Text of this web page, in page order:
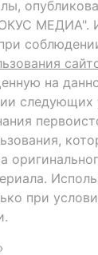
МЕДИА".
на
следующих
при